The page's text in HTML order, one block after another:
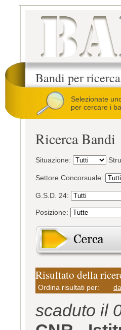
Bandi per
Selezionate
per cercare i
Ricerca Bandi
Situazione:
Settore Concorsuale:
G.S.D. 24:
Posizione:
Risultato della
Ordina risultati per:
scaduto il